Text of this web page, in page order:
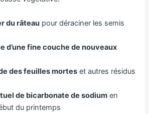
du râteau pour déraciner les semis
d’une fine couche de nouveaux
des feuilles mortes et autres résidus
de bicarbonate de sodium en
du printemps